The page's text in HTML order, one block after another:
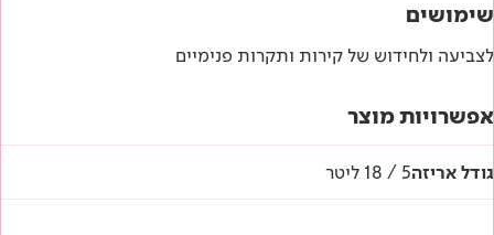
מפרטים טכניים
דף טכני
שימושים
לצביעה ולחידוש של קירות ותקרות פנימיים
אפשרויות מוצר
גודל אריזה5 / 18 ליטר